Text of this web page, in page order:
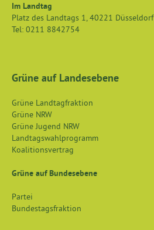
Im Landtag
Platz des Landtags 1,40221 Düsseldorf
Tel: 0211 8842754
Grüne auf Landesebene
Grüne Landtagfraktion
Grüne NRW
Grüne Jugend NRW
Landtagswahlprogramm
Koalitionsvertrag
Grüne auf Bundesebene
Partei
Bundestagsfraktion